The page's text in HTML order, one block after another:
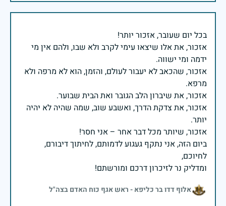
אזכור, את אלו שיצאו עימי לקרב ולא שבו, ולהם אין מי
אזכור, שהכאב לא יעבור לעולם, והזמן, הוא לא מרפה ולא
אזכור, את צדקת הדרך, ואשבע שוב, שמה שהיה לא יהיה
ביום הזה, אני נתקף געגוע לדמותם, לחיתוך דיבורם,
ומדליק נר לזיכרון דרכם ומורשתם!
אלוף דדו בר כליפא - ראש אגף כוח האדם בצה"ל